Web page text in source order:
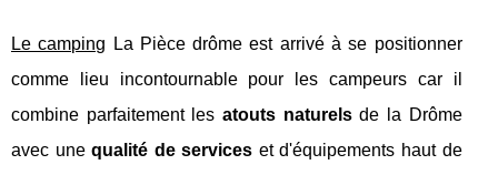
Le camping La Pièce drôme est arrivé à se positionner
comme lieu incontournable pour les campeurs car il
combine parfaitement les atouts naturelsde la Drôme
avec unequalité de services et d'équipements haut de